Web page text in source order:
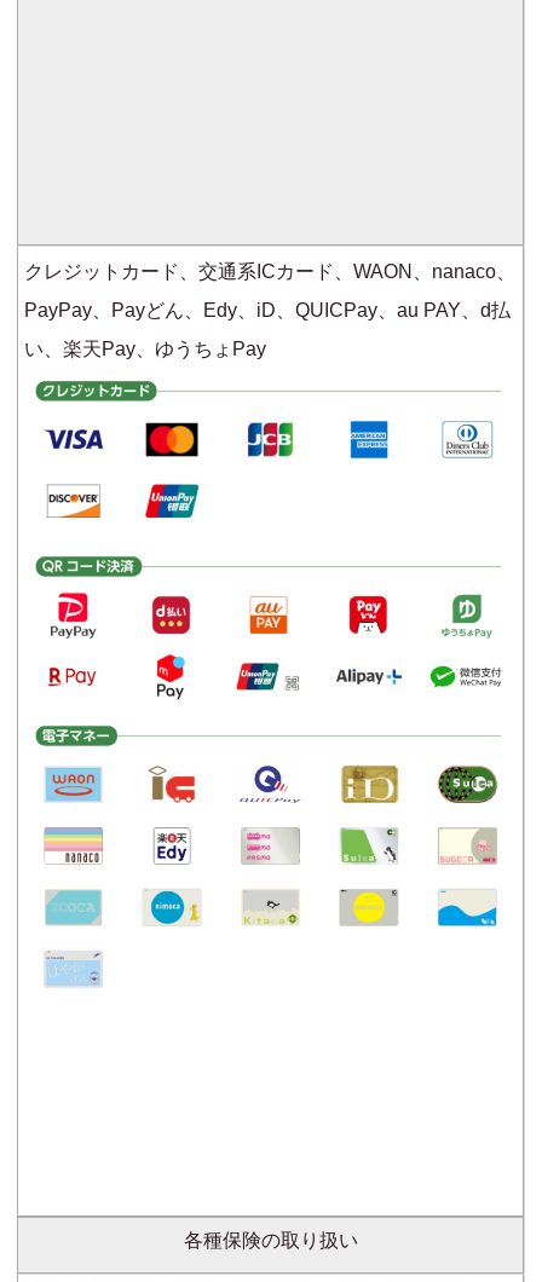
クレジットカード、交通系ICカード、WAON、nanaco、
PayPay、Payどん、Edy、iD、QUICPay、au PAY、d払
い、楽天Pay、ゆうちょPay
各種保険の取り扱い